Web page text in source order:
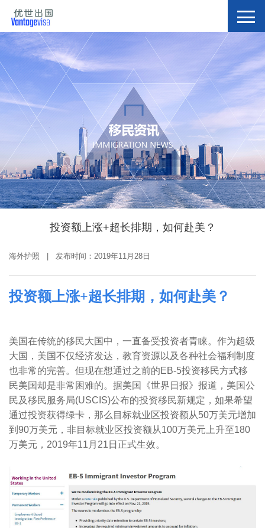
投资额上涨+超长排期，如何赴美？
海外护照 | 发布时间：2019年11月28日
投资额上涨+超长排期，如何赴美？
美国在传统的移民大国中，一直备受投资者青睐。作为超级
大国，美国不仅经济发达，教育资源以及各种社会福利制度
也非常的完善。但现在想通过之前的EB-5投资移民方式移
民美国却是非常困难的。据美国《世界日报》报道，美国公
民及移民服务局(USCIS)公布的投资移民新规定，如果希望
通过投资获得绿卡，那么目标就业区投资额从50万美元增加
到 90万美元，非目标就业区投资额从100万美元上升至180
万美元， 2019年11 月 21 日正式生效。